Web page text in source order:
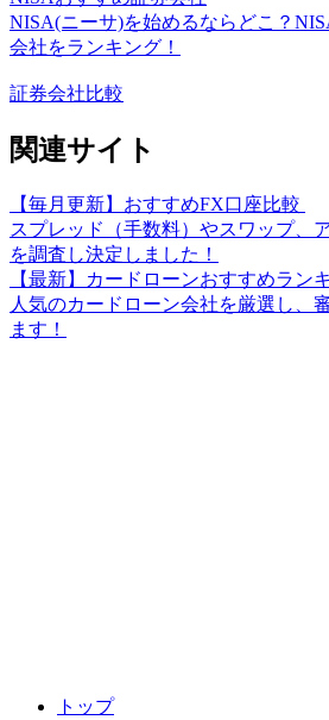
NISA(ニーサ)を始めるならどこ？
会社をランキング！
証券会社比較
関連サイト
【毎月更新】おすすめFX口座比較
スプレッド（手数料）やスワップ、
を調査し決定しました！
【最新】カードローンおすすめラン
人気のカードローン会社を厳選し、
ます！
トップ